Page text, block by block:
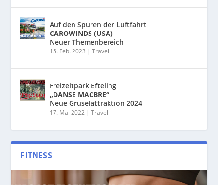
Auf den Spuren der Luftfahrt
CAROWINDS (USA)
Neuer Themenbereich
15. Feb. 2023 |Travel
Freizeitpark Efteling
„DANSE MACBRE“
Neue Gruselattraktion 2024
17. Mai 2022 |Travel
FITNESS